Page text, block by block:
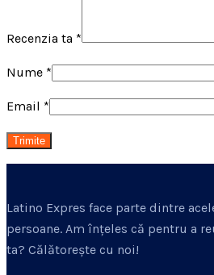
Recenzia ta *
Nume *
Email *
Latino Expres face parte dintre
persoane. Am înțeles că pentru a
ta? Călătorește cu noi!